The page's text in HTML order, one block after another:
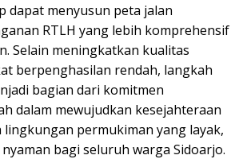
dapat menyusun peta jalan
RTLH yang lebih komprehensif
Selain meningkatkan kualitas
berpenghasilan rendah, langkah
bagian dari komitmen
dalam mewujudkan kesejahteraan
lingkungan permukiman yang layak,
bagi seluruh warga Sidoarjo.